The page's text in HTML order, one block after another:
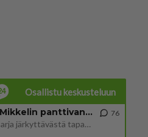
Osallistu keskusteluun
Muistatko Mikkelin panttivankidraaman?
Uusi draamasarja järkyttävästä tapauksesta on tulossa. Tositapahtumiin perustuva sarja ammentaa vuoden 1986 Mikkelin pan
76